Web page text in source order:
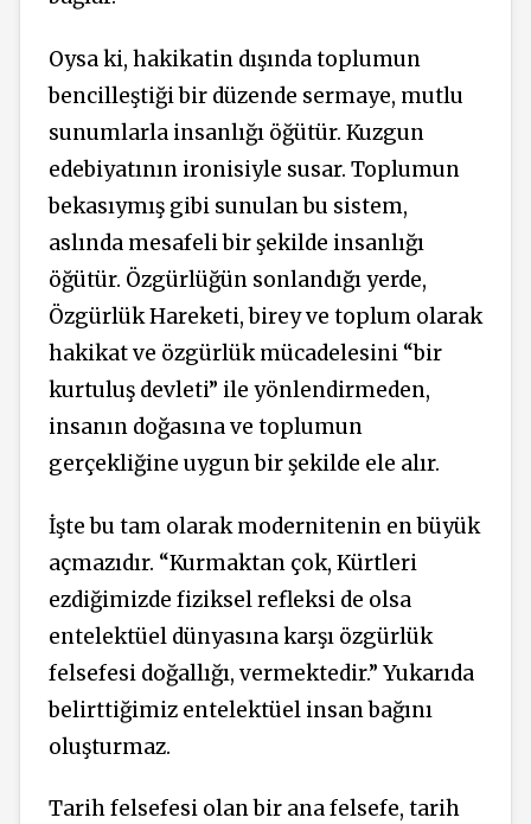
Oysa ki, hakikatin dışında toplumun
bencilleştiği bir düzende sermaye, mutlu
sunumlarla insanlığı öğütür. Kuzgun
edebiyatının ironisiyle susar. Toplumun
bekasıymış gibi sunulan bu sistem,
aslında mesafeli bir şekilde insanlığı
öğütür. Özgürlüğün sonlandığı yerde,
Özgürlük Hareketi, birey ve toplum olarak
hakikat ve özgürlük mücadelesini “bir
kurtuluş devleti” ile yönlendirmeden,
insanın doğasına ve toplumun
gerçekliğine uygun bir şekilde ele alır.
İşte bu tam olarak modernitenin en büyük
açmazıdır. “Kurmaktan çok, Kürtleri
ezdiğimizde fiziksel refleksi de olsa
entelektüel dünyasına karşı özgürlük
felsefesi doğallığı, vermektedir.” Yukarıda
belirttiğimiz entelektüel insan bağını
oluşturmaz.
Tarih felsefesi olan bir ana felsefe, tarih